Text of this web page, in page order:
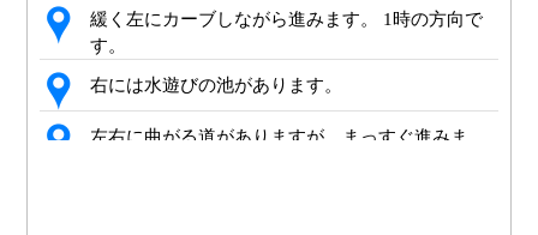
緩く左にカーブしながら進みます。 1時の方向で
す。
右には水遊びの池があります。
左右に曲がる道がありますが、まっすぐ進みま